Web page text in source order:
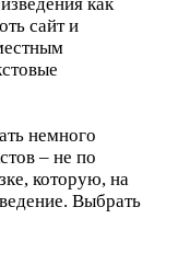
сайт и
немного
– не по
которую, на
Выбрать